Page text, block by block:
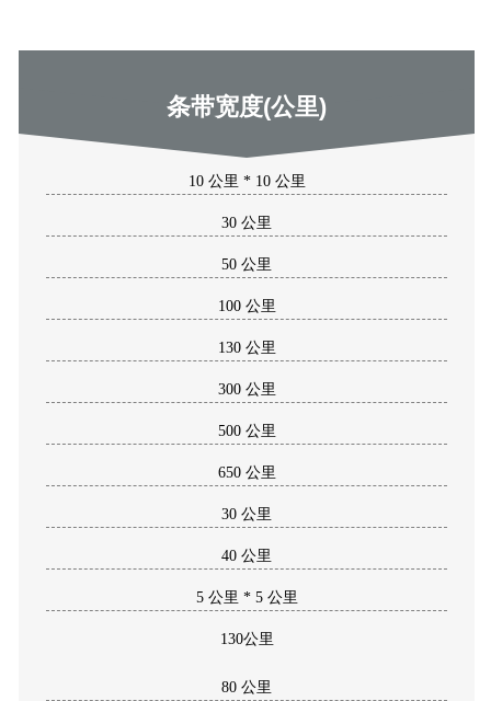
条带宽度(公里)
10 公里 * 10 公里
30 公里
50 公里
100 公里
130 公里
300 公里
500 公里
650 公里
30 公里
40 公里
5 公里 * 5 公里
130公里
80 公里